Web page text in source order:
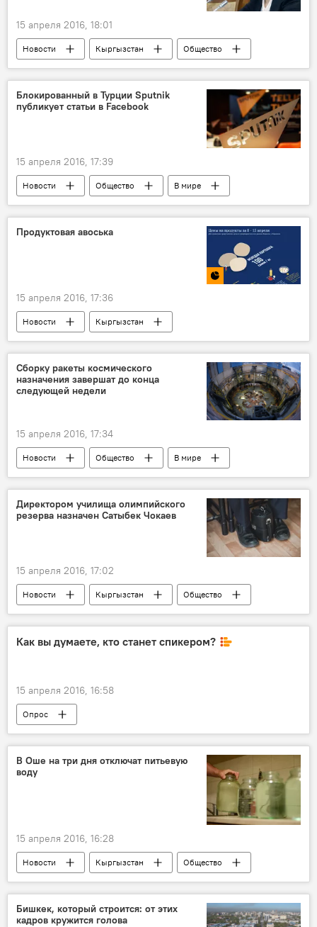
15 апреля 2016, 18:01
Новости Кыргызстан
Общество
Кордай
Индира Джолдубаева
Эрмек Джолдубаев
наркотики
задержание
Блокированный в Турции Sputnik
публикует статьи в Facebook
15 апреля 2016, 17:39
Новости Общество
В мире
Турция
Sputnik
Facebook
Продуктовая авоська
15 апреля 2016, 17:36
Новости
Кыргызстан
Инфографика
Продуктовая авоська
Бишкек
Каракол
рынок
цена
Сборку ракеты космического
назначения завершат до конца
следующей недели
15 апреля 2016, 17:34
Новости Общество
В мире
ракета
космос
сбор
Россия
Директором училища олимпийского
резерва назначен Сатыбек Чокаев
15 апреля 2016, 17:02
Новости Кыргызстан
Общество
Сатыбек Чокаев
ГАФКиС
назначение
Как вы думаете, кто станет спикером?
15 апреля 2016, 16:58
Опрос
В Оше на три дня отключат питьевую
воду
15 апреля 2016, 16:28
Новости Кыргызстан
Общество
Ош
Ошгорводоканал
вода
Бишкек, который строится: от этих
кадров кружится голова